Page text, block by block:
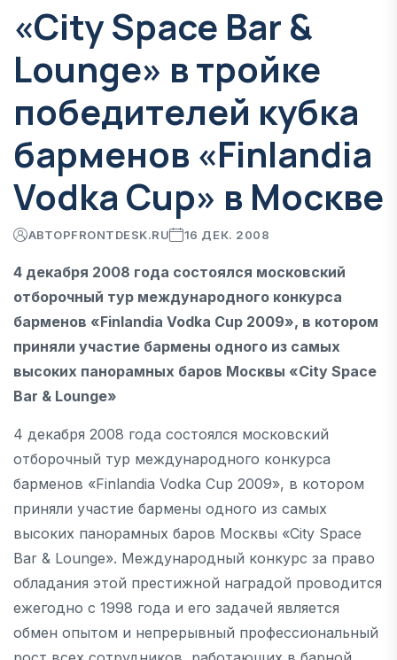
«City Space Bar &
Lounge» в тройке
победителей кубка
барменов «Finlandia
Vodka Cup» в Москве
АВТОРFRONTDESK.RU 16 ДЕК. 2008
4 декабря 2008 года состоялся московский
отборочный тур международного конкурса
барменов «Finlandia Vodka Cup 2009», в котором
приняли участие бармены одного из самых
высоких панорамных баров Москвы «City Space
Bar & Lounge»
4 декабря 2008 года состоялся московский
отборочный тур международного конкурса
барменов «Finlandia Vodka Cup 2009», в котором
приняли участие бармены одного из самых
высоких панорамных баров Москвы «City Space
Bar & Lounge». Международный конкурс за право
обладания этой престижной наградой проводится
ежегодно с 1998 года и его задачей является
обмен опытом и непрерывный профессиональный